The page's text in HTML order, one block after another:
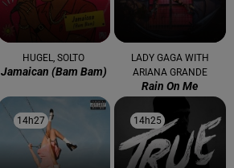
HUGEL, SOLTO
Jamaican (bam Bam)
LADY GAGA WITH
ARIANA GRANDE
Rain On Me
14h27
14h27 14h25
14h25